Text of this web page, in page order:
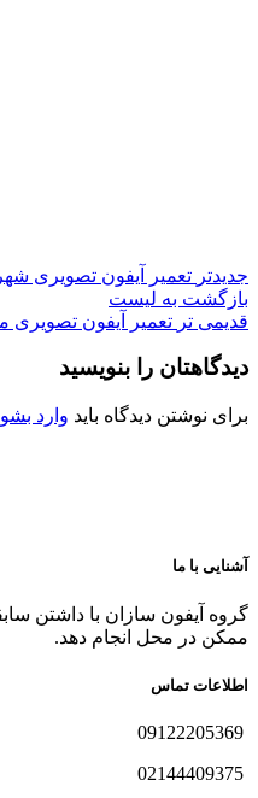
جدیدتر تعمیر آیفون تصویری
بازگشت به لیست
قدیمی تر تعمیر آیفون تصویری
دیدگاهتان را بنویسید
برای نوشتن دیدگاه باید وارد
آشنایی با ما
گروه آیفون سازان با داشتن
ممکن در محل انجام دهد.
اطلاعات تماس